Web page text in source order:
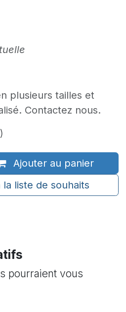
plusieurs tailles et
Contactez nous.
Ajouter au panier
la liste de souhaits
pourraient vous